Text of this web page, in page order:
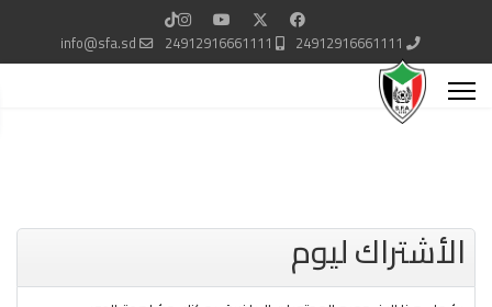
24912916661111
24912916661111
info@sfa.sd
الأشتراك ليوم